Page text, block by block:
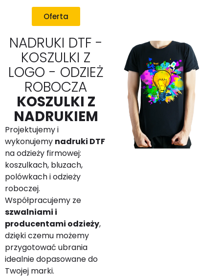
Oferta
NADRUKI DTF -
KOSZULKI Z
LOGO - ODZIEŻ
ROBOCZA
KOSZULKI Z
NADRUKIEM
Projektujemy i
wykonujemy nadruki DTF
na odzieży firmowej:
koszulkach, bluzach,
polówkach i odzieży
roboczej.
Współpracujemy ze
szwalniami i
producentami odzieży,
dzięki czemu możemy
przygotować ubrania
idealnie dopasowane do
Twojej marki.